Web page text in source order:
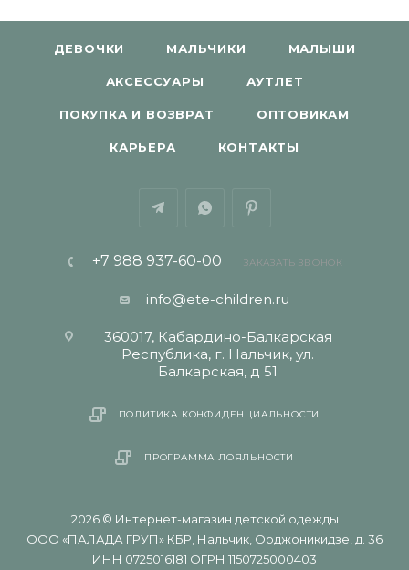
ДЕВОЧКИ МАЛЬЧИКИ МАЛЫШИ
АКСЕССУАРЫ АУТЛЕТ
ПОКУПКА И ВОЗВРАТ ОПТОВИКАМ
КАРЬЕРА КОНТАКТЫ
+7 988 937-60-00 ЗАКАЗАТЬ ЗВОНОК
info@ete-children.ru
360017, Кабардино-Балкарская
Республика, г. Нальчик, ул.
Балкарская, д 51
ПОЛИТИКА КОНФИДЕНЦИАЛЬНОСТИ
ПРОГРАММА ЛОЯЛЬНОСТИ
2026 © Интернет-магазин детской одежды
ООО «ПАЛАДА ГРУП» КБР, Нальчик, Орджоникидзе, д. 36
ИНН 0725016181 ОГРН 1150725000403